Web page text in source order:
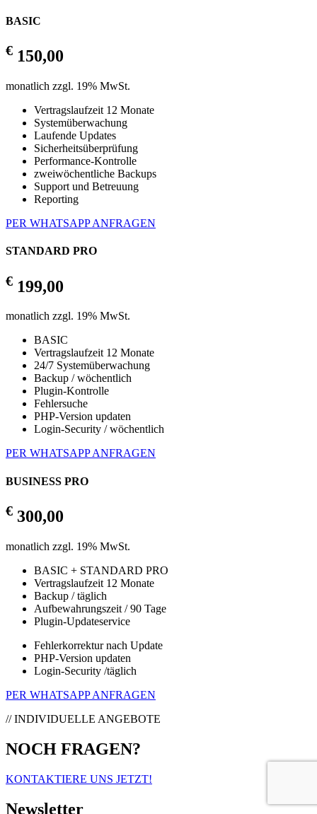
BASIC
€ 150,00
monatlich zzgl. 19% MwSt.
Vertragslaufzeit 12 Monate
Systemüberwachung
Laufende Updates
Sicherheitsüberprüfung
Performance-Kontrolle
zweiwöchentliche Backups
Support und Betreuung
Reporting
PER WHATSAPP ANFRAGEN
STANDARD PRO
€ 199,00
monatlich zzgl. 19% MwSt.
BASIC
Vertragslaufzeit 12 Monate
24/7 Systemüberwachung
Backup / wöchentlich
Plugin-Kontrolle
Fehlersuche
PHP-Version updaten
Login-Security / wöchentlich
PER WHATSAPP ANFRAGEN
BUSINESS PRO
€ 300,00
monatlich zzgl. 19% MwSt.
BASIC + STANDARD PRO
Vertragslaufzeit 12 Monate
Backup / täglich
Aufbewahrungszeit / 90 Tage
Plugin-Updateservice
Fehlerkorrektur nach Update
PHP-Version updaten
Login-Security /täglich
PER WHATSAPP ANFRAGEN
// INDIVIDUELLE ANGEBOTE
NOCH FRAGEN?
KONTAKTIERE UNS JETZT!
Newsletter